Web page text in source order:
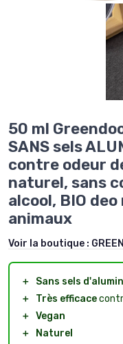
50 ml
SANS sels
contre odeur
naturel, sans
alcool, BIO
animaux
Voir la boutique :
＋
Sans sels
＋
Très efficace
＋ Vegan
＋
Naturel